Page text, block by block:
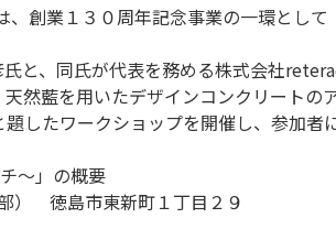
創業１３０周年記念事業の一環とし
と、同氏が代表を務める株式会社
然藍を用いたデザインコンクリートの
したワークショップを開催し、参加者
～」の概要
） 徳島市東新町１丁目２９